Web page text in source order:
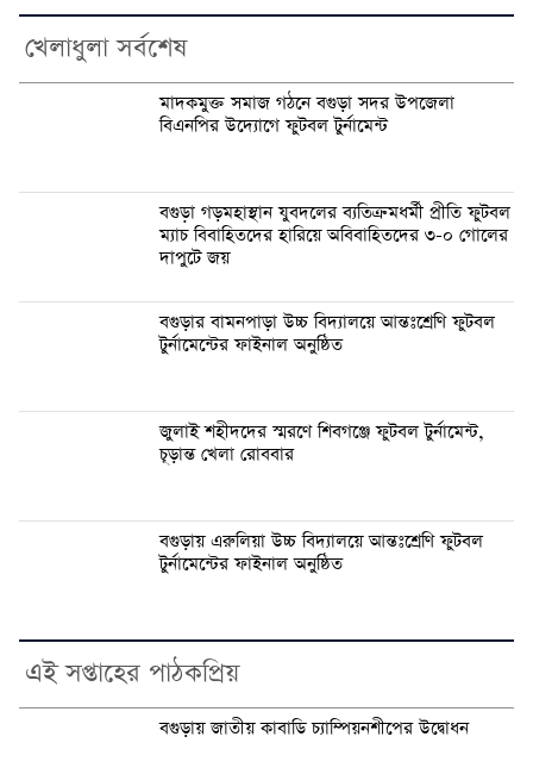
খেলাধুলা সর্বশেষ
মাদকমুক্ত সমাজ গঠনে বগুড়া সদর উপজেলা
বিএনপির উদ্যোগে ফুটবল টুর্নামেন্ট
বগুড়া গড়মহাস্থান যুবদলের ব্যতিক্রমধর্মী প্রীতি ফুটবল
ম্যাচ বিবাহিতদের হারিয়ে অবিবাহিতদের ৩-০ গোলের
দাপুটে জয়
বগুড়ার বামনপাড়া উচ্চ বিদ্যালয়ে আন্তঃশ্রেণি ফুটবল
টুর্নামেন্টের ফাইনাল অনুষ্ঠিত
‎জুলাই শহীদদের স্মরণে শিবগঞ্জে ফুটবল টুর্নামেন্ট,
চূড়ান্ত খেলা রোববার
‎বগুড়ায় এরুলিয়া উচ্চ বিদ্যালয়ে আন্তঃশ্রেণি ফুটবল
টুর্নামেন্টের ফাইনাল অনুষ্ঠিত
এই সপ্তাহের পাঠকপ্রিয়
বগুড়ায় জাতীয় কাবাডি চ্যাম্পিয়নশীপের উদ্বোধন